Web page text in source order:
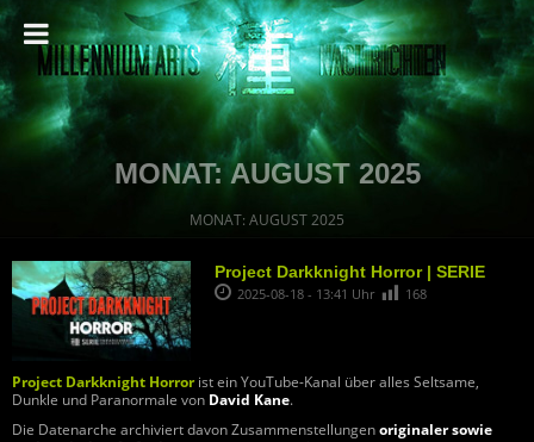
MONAT: AUGUST 2025
MONAT: AUGUST 2025
Project Darkknight Horror | SERIE
2025-08-18 - 13:41 Uhr 168
Project Darkknight Horrorist ein YouTube-Kanal über alles Seltsame,
Dunkle und Paranormale von David Kane.
Die Datenarche archiviert davon Zusammenstellungenoriginaler sowie